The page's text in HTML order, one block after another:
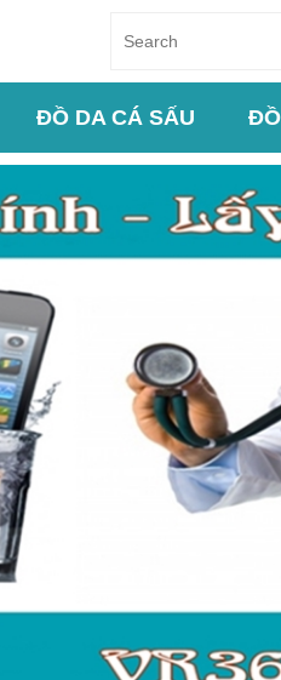
ĐỒ DA CÁ SẤU